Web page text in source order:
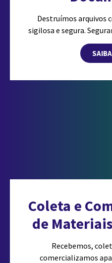
Destruímos arquivos
sigilosa e segura.
Coleta e
de
Recebemos,
comercializamos